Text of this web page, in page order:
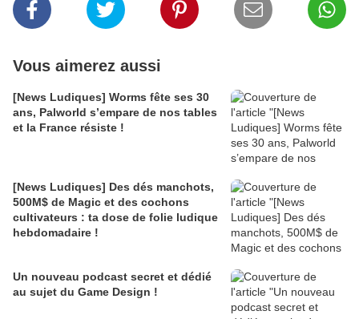
Vous aimerez aussi
[News Ludiques] Worms fête ses 30
ans, Palworld s’empare de nos tables
et la France résiste !
[News Ludiques] Des dés manchots,
500M$ de Magic et des cochons
cultivateurs : ta dose de folie ludique
hebdomadaire !
Un nouveau podcast secret et dédié
au sujet du Game Design !